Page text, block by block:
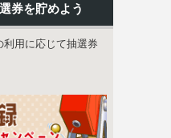
券を貯めよう
用に応じて抽選券